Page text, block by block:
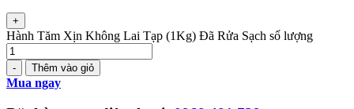
+
Hành Tăm Xịn Không Lai Tạp (1Kg) Đã Rửa Sạch số lượng
- Thêm vào giỏ
Mua ngay